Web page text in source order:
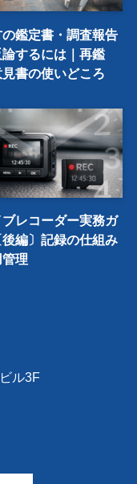
鑑定書・調査報告
するには｜再鑑
書の使いどころ
ブレコーダー実務ガ
編〕記録の仕組み
理
ル3F